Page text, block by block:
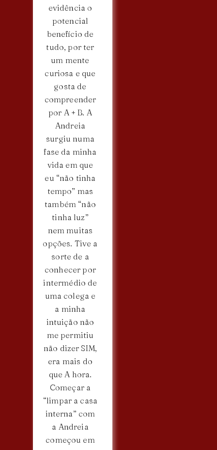
evidência o
potencial
benefício de
tudo, por ter
um mente
curiosa e que
gosta de
compreender
por A + B. A
Andreia
surgiu numa
fase da minha
vida em que
eu “não tinha
tempo” mas
também “não
tinha luz”
nem muitas
opções. Tive a
sorte de a
conhecer por
intermédio de
uma colega e
a minha
intuição não
me permitiu
não dizer SIM,
era mais do
que A hora.
Começar a
“limpar a casa
interna” com
a Andreia
começou em